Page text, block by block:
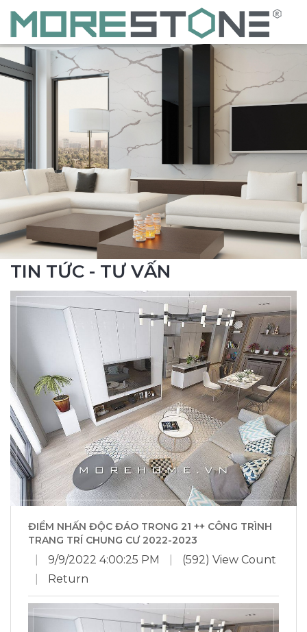
TIN TỨC - TƯ VẤN
ĐIỂM NHẤN ĐỘC ĐÁO TRONG 21 ++ CÔNG TRÌNH
TRANG TRÍ CHUNG CƯ 2022-2023
9/9/2022 4:00:25 PM
(592) View Count
Return